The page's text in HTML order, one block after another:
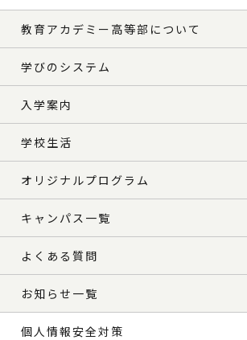
教育アカデミー高等部について
学びのシステム
入学案内
学校生活
オリジナルプログラム
キャンパス一覧
よくある質問
お知らせ一覧
個人情報安全対策